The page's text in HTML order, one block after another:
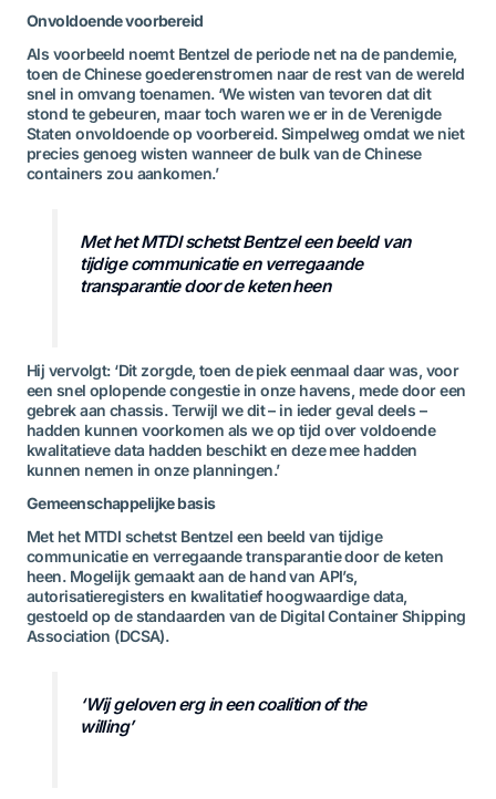
Onvoldoende voorbereid
Als voorbeeld noemt Bentzel de periode net na de pandemie,
toen de Chinese goederenstromen naar de rest van de wereld
snel in omvang toenamen. ‘We wisten van tevoren dat dit
stond te gebeuren, maar toch waren we er in de Verenigde
Staten onvoldoende op voorbereid. Simpelweg omdat we niet
precies genoeg wisten wanneer de bulk van de Chinese
containers zou aankomen.’
Met het MTDI schetst Bentzel een beeld van
tijdige communicatie en verregaande
transparantie door de keten heen
Hij vervolgt: ‘Dit zorgde, toen de piek eenmaal daar was, voor
een snel oplopende congestie in onze havens, mede door een
gebrek aan chassis. Terwijl we dit – in ieder geval deels –
hadden kunnen voorkomen als we op tijd over voldoende
kwalitatieve data hadden beschikt en deze mee hadden
kunnen nemen in onze planningen.’
Gemeenschappelijke basis
Met het MTDI schetst Bentzel een beeld van tijdige
communicatie en verregaande transparantie door de keten
heen. Mogelijk gemaakt aan de hand van API’s,
autorisatieregisters en kwalitatief hoogwaardige data,
gestoeld op de standaarden van de Digital Container Shipping
Association (DCSA).
‘Wij geloven erg in een coalition of the
willing’